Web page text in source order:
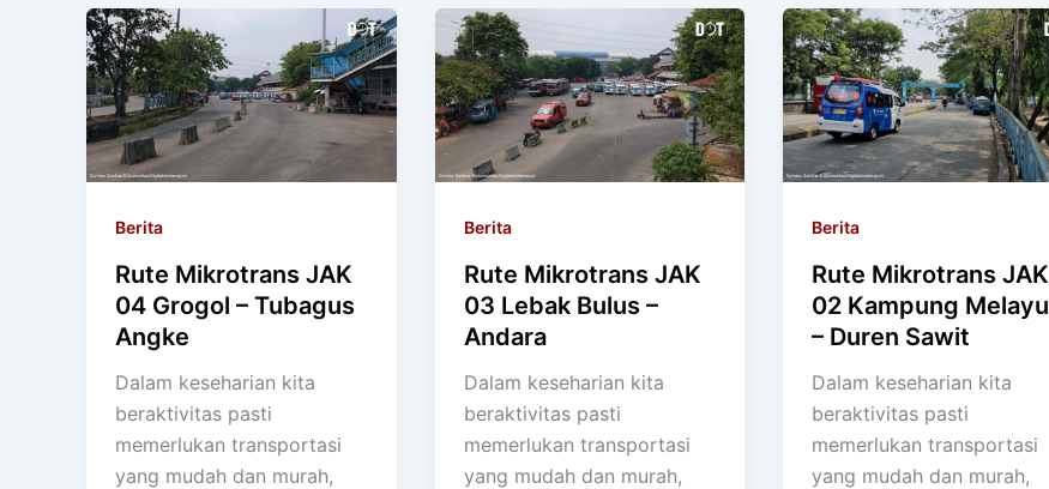
Berita
Rute Mikrotrans JAK
04 Grogol – Tubagus
Angke
Dalam keseharian kita
beraktivitas pasti
memerlukan transportasi
yang mudah dan murah,
Berita
Rute Mikrotrans JAK
03 Lebak Bulus –
Andara
Dalam keseharian kita
beraktivitas pasti
memerlukan transportasi
yang mudah dan murah,
Berita
Rute Mikrotrans JAK
02 Kampung Melayu
– Duren Sawit
Dalam keseharian kita
beraktivitas pasti
memerlukan transportasi
yang mudah dan murah,